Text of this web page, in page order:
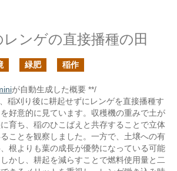
ンゲの直接播種の田
緑肥 稲作
が自動生成した概要 **/
稲刈り後に耕起せずにレンゲを直接播種す
好意的に見ています。収穫機の重みで土が
育ち、稲のひこばえと共存することで立体
ことを観察しました。一方で、土壌への有
根よりも葉の成長が優勢になっている可能
かし、耕起を減らすことで燃料使用量と二